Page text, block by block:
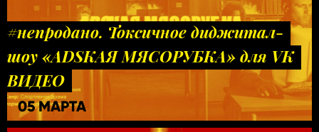
#непродано. Токсичное диджитал-
шоу «ADSКАЯ МЯСОРУБКА» для VK
ВИДЕО
05 МАРТА